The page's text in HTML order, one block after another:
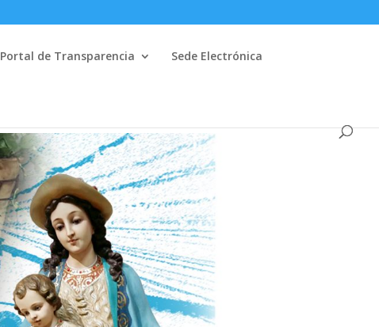
Portal de Transparencia Sede Electrónica